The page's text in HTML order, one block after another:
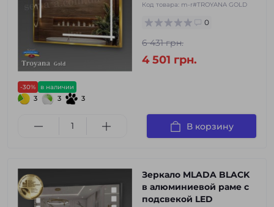
-30% в наличии
3 3 3
Код товара: m-r#TROYANA GOLD
0
6 431 грн.
4 501 грн.
В корзину
Зеркало MLADA BLACK
в алюминиевой раме с
подсвекой LED